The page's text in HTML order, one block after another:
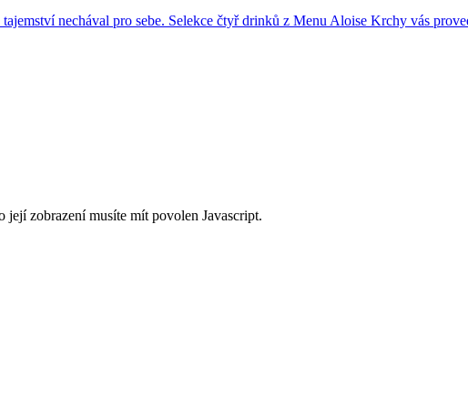
nechával pro sebe. Selekce čtyř drinků z Menu Aloise Krchy vás
její zobrazení musíte mít povolen Javascript.